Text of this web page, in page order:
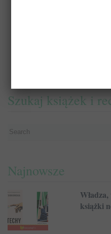
Szukaj książek i
Najnowsze
książki